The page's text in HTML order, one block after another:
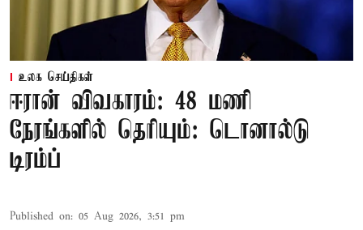
உலக செய்திகள்
ஈரான் விவகாரம்: 48 மணி
நேரங்களில் தெரியும்: டொனால்டு
டிரம்ப்
Published on: 05 Aug 2026, 3:51 pm